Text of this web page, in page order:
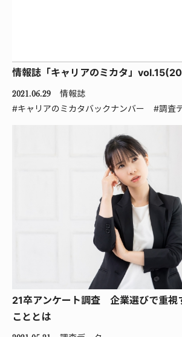
情報誌「キャリアのミカタ」
2021.06.29
情報誌
#キャリアのミカタバックナンバー
#調査
21卒アンケート調査 企業選びで重視
こととは